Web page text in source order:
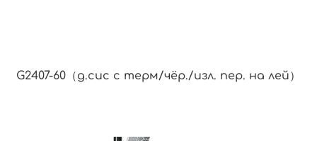
G2407-60（д.сис с терм/чёр./изл. пер. на лей）